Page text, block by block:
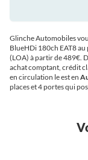
Glinche Automobiles
BlueHDi 180ch EAT8
(LOA) à partir de 489€.
achat comptant, crédit
en circulation le est en
places et 4 portes qui